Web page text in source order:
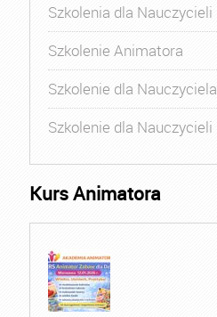
Szkolenia dla Nauczycieli
Szkolenie Animatora
Szkolenie dla Nauczyciela
Szkolenie dla Nauczycieli
Kurs Animatora